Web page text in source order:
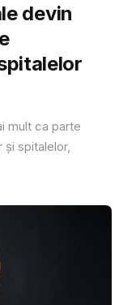
devin
mult ca parte
și spitalelor,